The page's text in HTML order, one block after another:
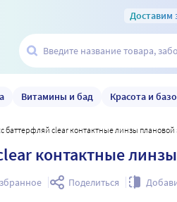
Доставим
Витамины и бад Красота и
баттерфляй clear контактные линзы
контактные
Поделиться